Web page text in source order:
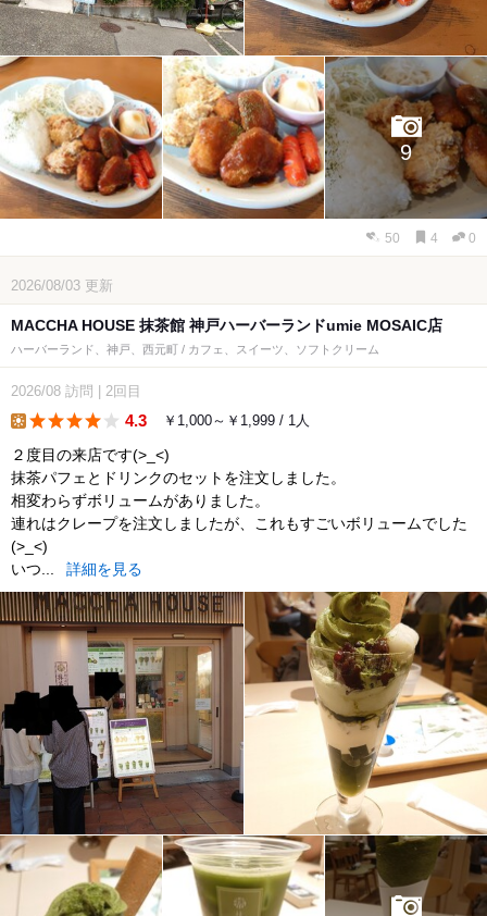
9
50 4 0
2026/08/03 更新
MACCHA HOUSE 抹茶館 神戸ハーバーランドumie MOSAIC店
ハーバーランド、神戸、西元町 / カフェ、スイーツ、ソフトクリーム
2026/08 訪問 2回目
4.3 ￥1,000～￥1,999 / 1人
２度目の来店です(>_<)
抹茶パフェとドリンクのセットを注文しました。
相変わらずボリュームがありました。
連れはクレープを注文しましたが、これもすごいボリュームでした
(>_<)
いつ...
詳細を見る